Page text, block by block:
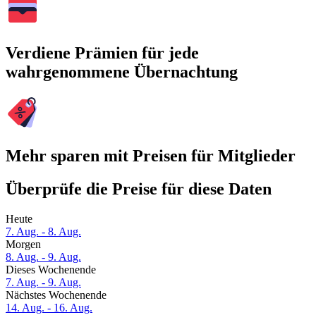
Verdiene Prämien für jede
wahrgenommene Übernachtung
Mehr sparen mit Preisen für Mitglieder
Überprüfe die Preise für diese Daten
Heute
7. Aug. - 8. Aug.
Morgen
8. Aug. - 9. Aug.
Dieses Wochenende
7. Aug. - 9. Aug.
Nächstes Wochenende
14. Aug. - 16. Aug.